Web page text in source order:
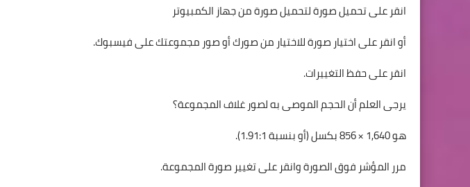
انقر على تحميل صورة لتحميل صورة من جهاز الكمبيوتر
أو انقر على اختيار صورة للاختيار من صورك أو صور مجموعتك على فيسبوك.
انقر على حفظ التغييرات.
يرجى العلم أن الحجم الموصى به لصور غلاف المجموعة؟
هو 1,640 × 856 بكسل (أو بنسبة 1.91:1).
مرر المؤشر فوق الصورة وانقر على تغيير صورة المجموعة.